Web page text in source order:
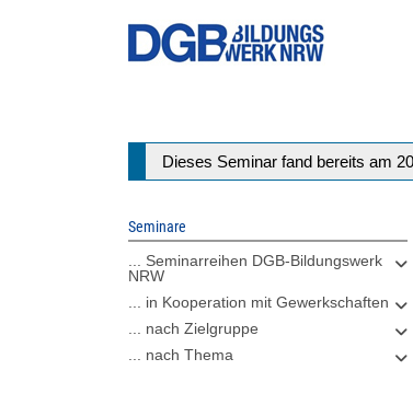
Statusmeldung
Dieses Seminar fand bereits am
Seminare
... Seminarreihen DGB-Bildungswerk
NRW
... in Kooperation mit Gewerkschaften
... nach Zielgruppe
... nach Thema